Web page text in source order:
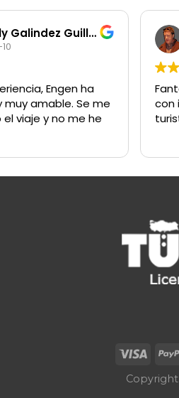
Carlos Olles
Fantástico. Muy muy
con información muy
turistas